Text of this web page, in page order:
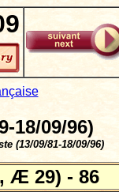
18/09/96)
(13/09/81-18/09/96)
Æ 29) - 86